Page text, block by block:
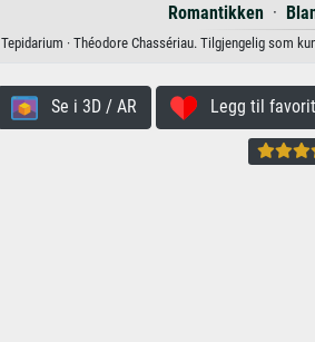
Romantikken ·
Tepidarium · Théodore Chassériau. Tilgjengelig som
Se i 3D / AR Legg til